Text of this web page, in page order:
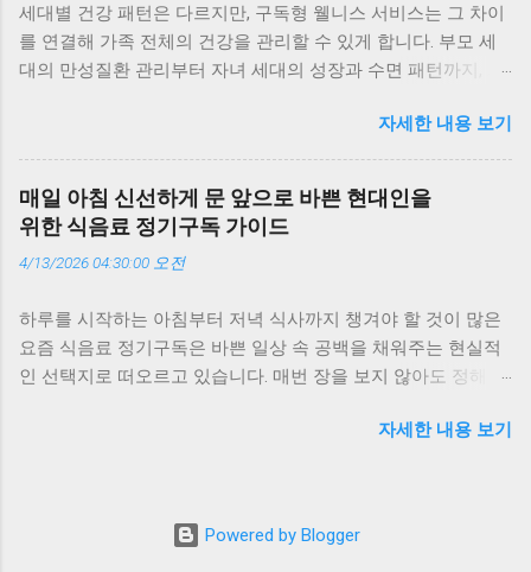
부모님의 혈압 변화, 자녀의 수면 패턴, 나의 스트레스 지수까지
한눈에 볼 수 있죠. 저도 부모님께 구독 서비스를 선물한 뒤, 매
주 리포트를 함께 보며 식단을 조정하고 있습니다. 이런 지속적
이 커지고 있습니다. 가족 단위 데이터 통합이 만드는 시너지 가
족형 구독 모델의 가장 큰 장점은 ‘데이터 통합’입니다. 가족 구
성원의 건강 데이터를 함께 관리하면, 세대 간 건강 패턴의 차이
를 쉽게 파악할 수 있습니다. 예를 들어, 부모님은 혈압과 혈당,
터링할 수 있죠. 이런 통합 데이터는 의료진에게도 유용합니다.
관 개선 프로그램을 제안하고 있습니다. 저희 집도 가족 건강 점
수를 공유하면서 서로의 변화를 응원하는데, 이런 작은 참여가
건강 루틴을 자연스럽게 만들어줍니다. 전문가들이 말하는 ‘예
방 중심’의 전환 의학계는 가족형 구독 모델을 ‘예방의학의 실현
세대별 건강 패턴은 다르지만, 구독형 웰니스 서비스는 그 차이
를 연결해 가족 전체의 건강을 관리할 수 있게 합니다. 부모 세
대의 만성질환 관리부터 자녀 세대의 성장과 수면 패턴까지, AI
이 글에서는 세대별 건강 데이터를 분석해 가족형 구독 웰니스
가 어떻게 일상 속 건강 루틴을 바꾸는지 실제 경험과 함께 살펴
봅니다. 세대별 건강 패턴, 구독으로 연결하다 가족은 함께 살지
만 건강의 리듬은 세대마다 다릅니다. 부모님은 혈압과 혈당을
걱정하고, 30~40대는 스트레스와 피로 누적이 문제이며, 아이
들은 성장과 수면이 핵심이죠. 예전엔 이런 차이를 감으로만 느
별 건강 패턴을 분석해줍니다. 저도 가족 모두가 같은 구독 서비
스를 이용하면서, 각자의 건강 리포트를 한눈에 볼 수 있게 됐습
니다. 덕분에 “누가 더 걸었나?” 같은 대화가 자연스럽게 생기더
모님 세대에게 구독형 웰니스는 ‘예방 중심의 건강관리’로 작동
버지의 혈압이 평소보다 높게 유지되면 “염분 섭취를 줄이세
요”라는 알림이 오고, 어머니의 수면 점수가 낮으면 회복 루틴을
자세한 내용 보기
매일 아침 신선하게 문 앞으로 바쁜 현대인을
위한 식음료 정기구독 가이드
4/13/2026 04:30:00 오전
하루를 시작하는 아침부터 저녁 식사까지 챙겨야 할 것이 많은
요즘 식음료 정기구독은 바쁜 일상 속 공백을 채워주는 현실적
인 선택지로 떠오르고 있습니다. 매번 장을 보지 않아도 정해진
의 질을 동시에 끌어올려 줍니다. 이 글에서는 식음료 정기구독
여준다는 점입니다. 무엇을 먹을지 고민하고 구매하는 과정이
자세한 내용 보기
Powered by Blogger